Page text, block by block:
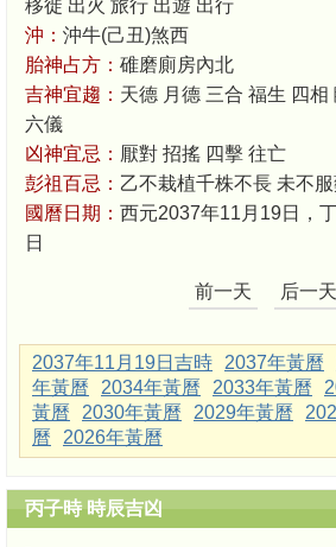
移徙 出火 旅行 出遊 出行
沖： 沖牛(己丑)煞西
胎神占方： 碓磨廁房內北
吉神宜趨： 天德 月德 三合 福生 四
六儀
凶神宜忌： 厭對 招搖 四擊 往亡
彭祖百忌： 乙不栽植千株不長 未不
國曆日期： 西元2037年11月19日，
日
前一天 后一天
2037年11月19日吉時 2037年黃曆
年黃曆
2034年黃曆 2033年黃曆
黃曆
2030年黃曆 2029年黃曆
曆
2026年黃曆
丙子時 時辰吉凶